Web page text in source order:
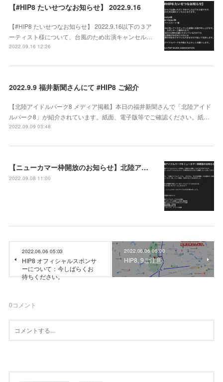
【#HIP8 たいせつなお知らせ】 2022.9.16
【#HIP8 たいせつなお知らせ】 2022.9.16以下の３ア
ーティスト様について、台風のため出演キャンセル…
2022.09.16 12:26
2022.9.9 福井新聞さんにて #HIP8 ご紹介
【北陸アイドルパーク8 メディア掲載】本日の福井新聞さんで「北陸アイド
ルパーク8」が紹介されています。紙面、電子版等でご確認ください。紙…
2022.09.09 03:48
【ニューカマー枠開放のお知らせ】北陸アイドルパーク9
2022.09.08 11:00
2022.06.06 05:03
HIP8 オフィシャルスポンサ
ーについて：今しばらくお
待ちください。
2022.06.06 05:00
HIP8, 9ご注意
0コメント